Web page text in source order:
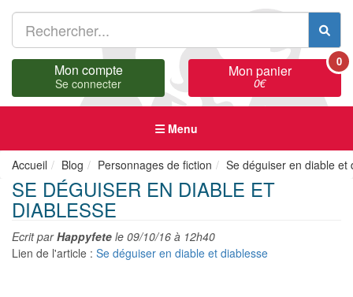
Mon compte
Se connecter
Mon panier
0€
0
Menu
Accueil Blog Personnages de fiction Se déguiser en diable et
SE DÉGUISER EN DIABLE ET
DIABLESSE
Ecrit parHappyfete le 09/10/16 à 12h40
Lien de l'article : Se déguiser en diable et diablesse